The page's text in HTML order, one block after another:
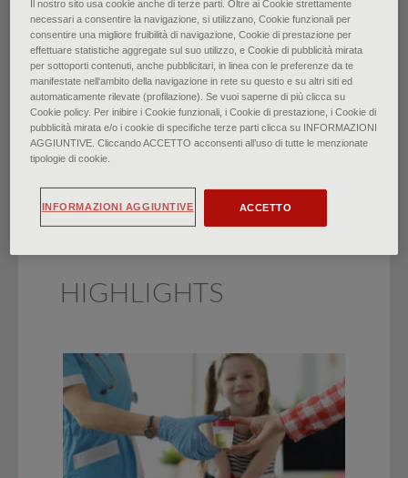
Il calo ponderale
involontario negli anziani
di Heidi L. Gaddey, Kathryn K. Holder ∙ Aprile 2022
HIGHLIGHTS
Il nostro sito usa cookie anche di terze parti. Oltre ai Cookie strettamente
necessari a consentire la navigazione, si utilizzano, Cookie funzionali per
consentire una migliore fruibilità di navigazione, Cookie di prestazione per
effettuare statistiche aggregate sul suo utilizzo, e Cookie di pubblicità mirata
per sottoporti contenuti, anche pubblicitari, in linea con le preferenze da te
manifestate nell‘ambito della navigazione in rete su questo e su altri siti ed
automaticamente rilevate (profilazione). Se vuoi saperne di più clicca su
Cookie policy. Per inibire i Cookie funzionali, i Cookie di prestazione, i Cookie di
pubblicità mirata e/o i cookie di specifiche terze parti clicca su INFORMAZIONI
AGGIUNTIVE. Cliccando ACCETTO acconsenti all’uso di tutte le menzionate
tipologie di cookie.
ACCETTO
INFORMAZIONI AGGIUNTIVE